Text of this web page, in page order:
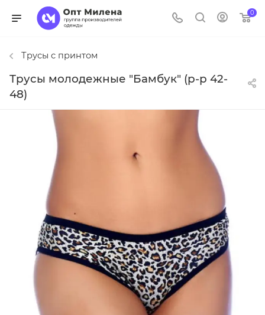
0
Трусы с принтом
Трусы молодежные "Бамбук" (р-р 42-
48)